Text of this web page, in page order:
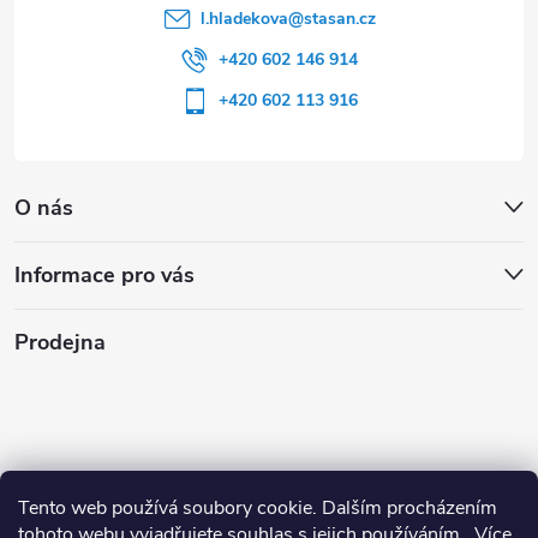
Tento web používá soubory cookie. Dalším procházením
O nás
Informace pro vás
l.hladekova@stasan.cz
+420 602 146 914
+420 602 113 916
Prodejna